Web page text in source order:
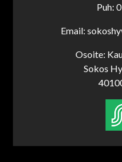
Puh:
Email:
Osoite:
Sokos